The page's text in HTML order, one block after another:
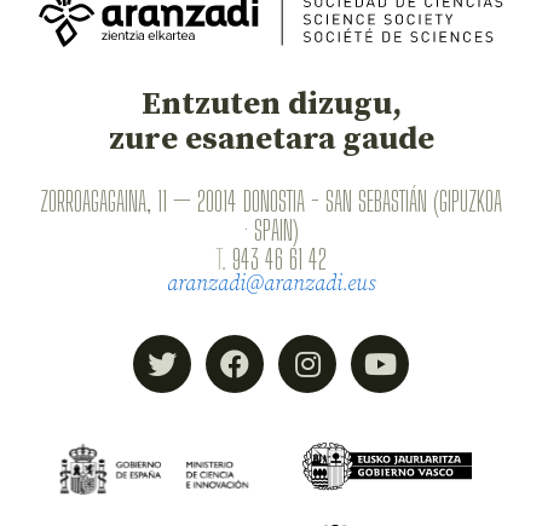
Entzuten dizugu,
zure esanetara gaude
ZORROAGAGAINA, 11 — 20014 DONOSTIA - SAN SEBASTIÁN (GIPUZKOA
· SPAIN)
T. 943 46 61 42
aranzadi@aranzadi.eus